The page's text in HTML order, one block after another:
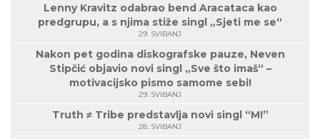
Lenny Kravitz odabrao bend Aracataca kao
predgrupu, a s njima stiže singl „Sjeti me se“
29. SVIBANJ
Nakon pet godina diskografske pauze, Neven
Stipčić objavio novi singl „Sve što imaš“ –
motivacijsko pismo samome sebi!
29. SVIBANJ
Truth ≠ Tribe predstavlja novi singl “M!”
28. SVIBANJ